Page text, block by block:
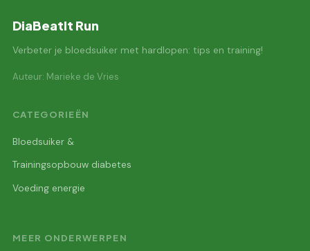
DiaBeatIt Run
Verbeter je bloedsuiker met hardlopen: tips en training!
Auteur: Marieke de Vries
CATEGORIEËN
Bloedsuiker &
Trainingsopbouw diabetes
Voeding energie
MEER ONDERWERPEN